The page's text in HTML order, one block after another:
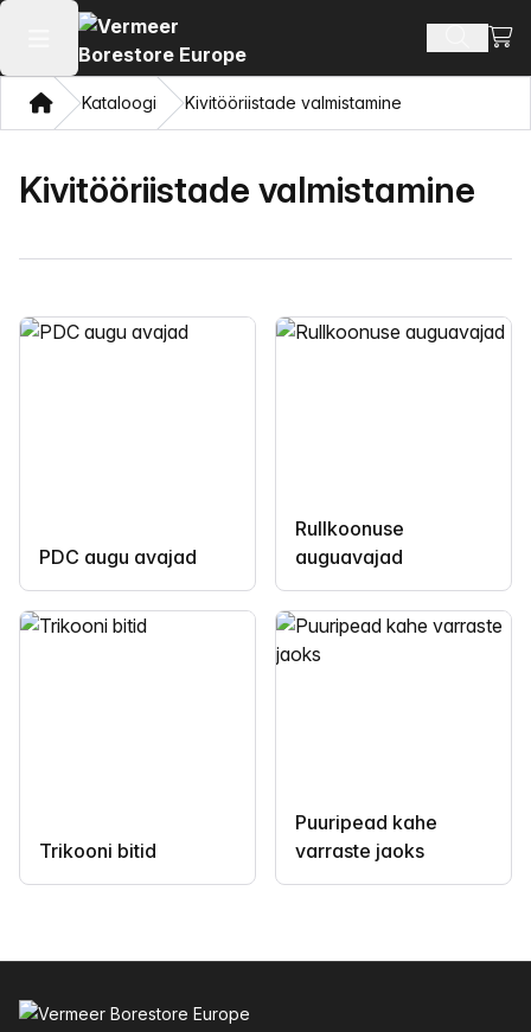
Ava peamenüü Otsi
KoduKataloogi Kivitööriistade valmistamine
Kivitööriistade valmistamine
PDC augu avajad
Rullkoonuse
auguavajad
Trikooni bitid
Puuripead kahe
varraste jaoks